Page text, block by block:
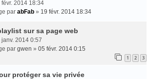
févr. 2014 18:34
par abFab » 19 févr. 2014 18:34
sur sa page web
janv. 2014 0:57
par gwen » 05 févr. 2014 0:15
1 2 3
protéger sa vie privée